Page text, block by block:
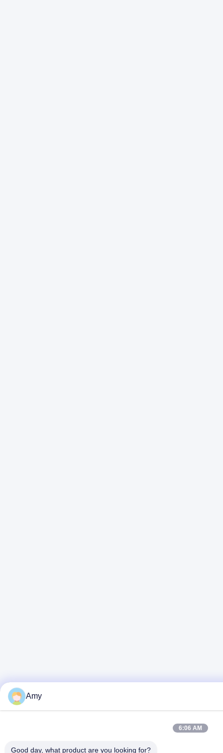
Amy
6:06 AM
Good day, what product are you looking for?